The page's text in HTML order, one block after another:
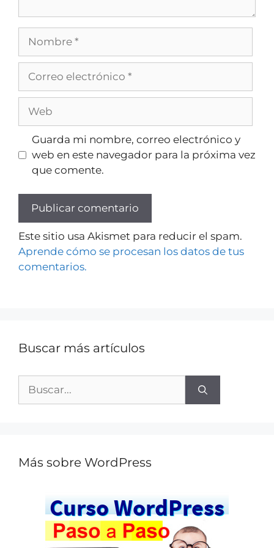
Guarda mi nombre, correo electrónico y
web en este navegador para la próxima vez
que comente.
Este sitio usa Akismet para reducir el spam.
Aprende cómo se procesan los datos de tus
comentarios.
Buscar más artículos
Más sobre WordPress